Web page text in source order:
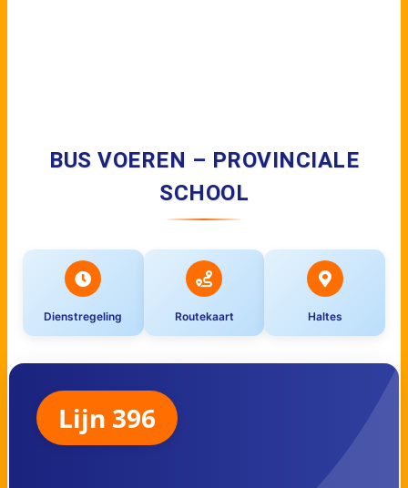
BUS VOEREN – PROVINCIALE
SCHOOL
Dienstregeling Routekaart Haltes
Lijn 396